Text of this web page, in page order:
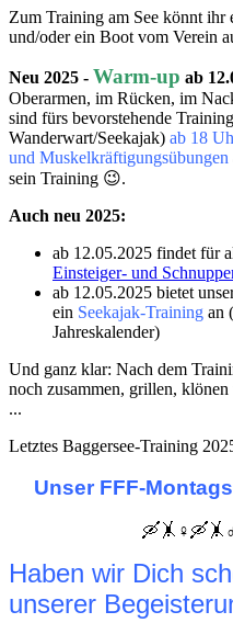
Zum Training am See könnt ihr
und/oder ein Boot vom Verein
Neu 2025 - Warm-up ab
Oberarmen, im Rücken, im
sind fürs bevorstehende
Wanderwart/Seekajak) ab 18
und Muskelkräftigungsübungen
sein Training 😉.
Auch neu 2025:
ab 12.05.2025 findet für
Einsteiger- und
ab 12.05.2025 bietet
ein Seekajak-Training an
Jahreskalender)
Und ganz klar: Nach dem
noch zusammen, grillen,
...
Letztes Baggersee-Training
Unser FFF-
Haben wir Dich
unserer